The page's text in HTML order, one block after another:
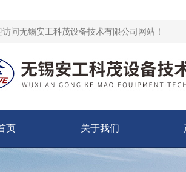
问无锡安工科茂设备技术有限公司网站！
页 关于我们